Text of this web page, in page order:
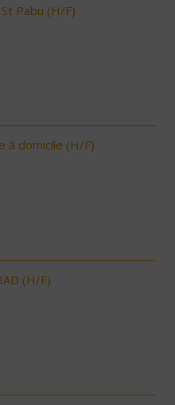
Pabu (H/F)
à domicile (H/F)
(H/F)